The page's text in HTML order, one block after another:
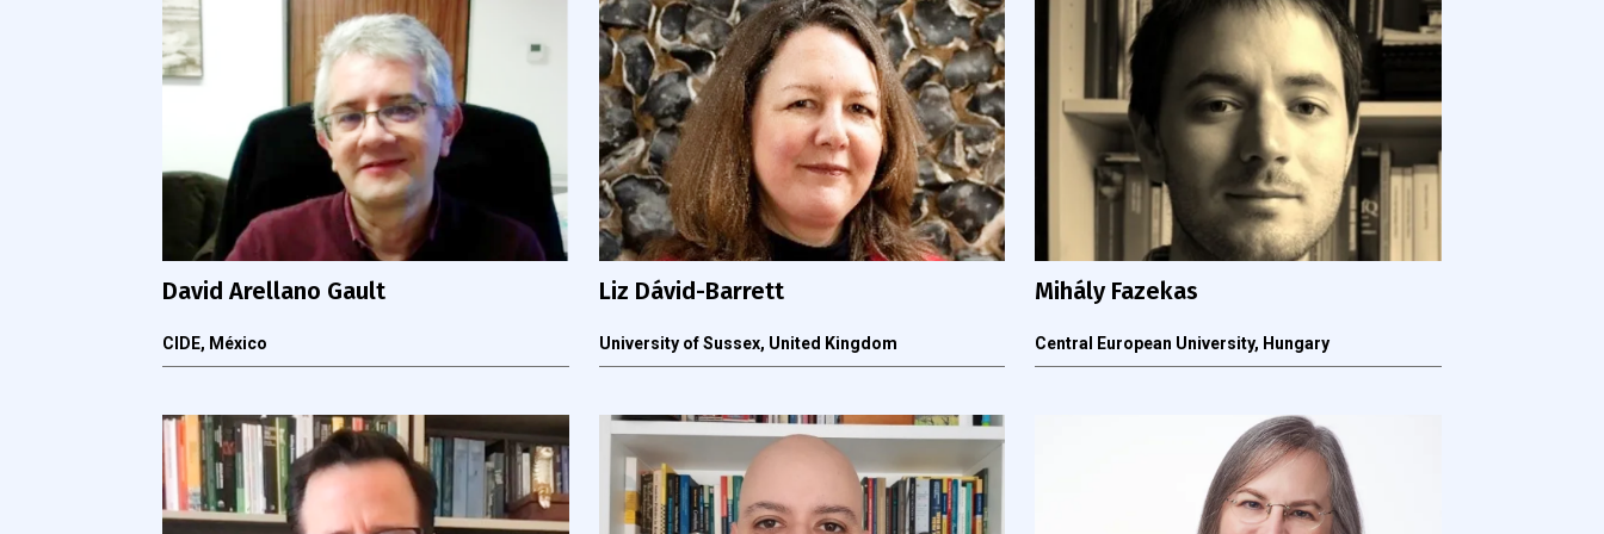
David Arellano Gault
CIDE, México
Liz Dávid-Barrett
University of Sussex, United Kingdom
Mihály Fazekas
Central European University, Hungary